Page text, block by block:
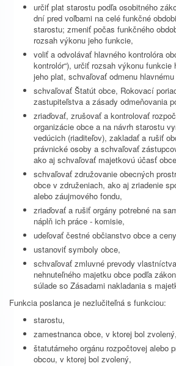
určiť plat starostu podľa osobitného
dní pred voľbami na celé funkčné
starostu; zmeniť počas funkčného
rozsah výkonu jeho funkcie,
voliť a odvolávať hlavného kontrolóra
kontrolór“), určiť rozsah výkonu funkcie
jeho plat, schvaľovať odmenu
schvaľovať Štatút obce, Rokovací
zastupiteľstva a zásady odmeňovania
zriaďovať, zrušovať a kontrolovať
organizácie obce a na návrh starostu
vedúcich (riaditeľov), zakladať a rušiť
právnické osoby a schvaľovať
ako aj schvaľovať majetkovú účasť
schvaľovať združovanie obecných
obce v združeniach, ako aj zriadenie
alebo záujmového fondu,
zriaďovať a rušiť orgány potrebné na
náplň ich práce - komisie,
udeľovať čestné občianstvo obce a
ustanoviť symboly obce,
schvaľovať zmluvné prevody
nehnuteľného majetku obce podľa
súlade so Zásadami nakladania s
Funkcia poslanca je nezlučiteľná s funkciou:
starostu,
zamestnanca obce, v ktorej bol zvolený,
štatutárneho orgánu rozpočtovej alebo
obcou, v ktorej bol zvolený,